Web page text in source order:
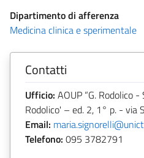
Dipartimento di afferenza
Medicina clinica e sperimentale
Contatti
Ufficio: AOUP “G. Rodolico -
Rodolico' – ed. 2, 1° p. - via
Email:
Telefono: 095 3782791